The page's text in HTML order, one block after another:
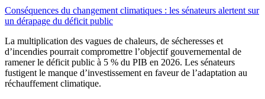
Conséquences du changement climatiques : les sénateurs alertent sur
un dérapage du déficit public
La multiplication des vagues de chaleurs, de sécheresses et
d’incendies pourrait compromettre l’objectif gouvernemental de
ramener le déficit public à 5 % du PIB en 2026. Les sénateurs
fustigent le manque d’investissement en faveur de l’adaptation au
réchauffement climatique.